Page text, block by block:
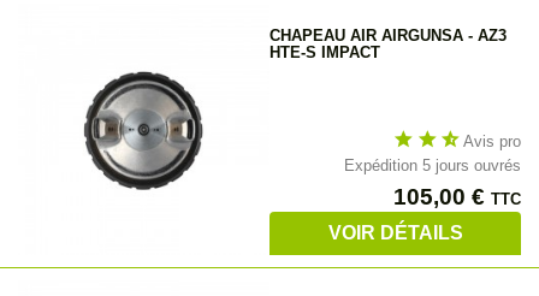
CHAPEAU AIR AIRGUNSA - AZ3
HTE-S IMPACT
star star star_half Avis pro
Expédition 5 jours ouvrés
Prix
105,00 € TTC
VOIR DÉTAILS